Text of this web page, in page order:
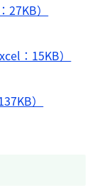
）
：15KB）
）